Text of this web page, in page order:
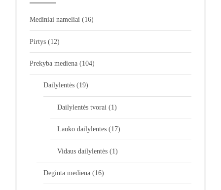
Mediniai nameliai (16)
Pirtys (12)
Prekyba mediena (104)
Dailylentės (19)
Dailylentės tvorai (1)
Lauko dailylentes (17)
Vidaus dailylentės (1)
Deginta mediena (16)